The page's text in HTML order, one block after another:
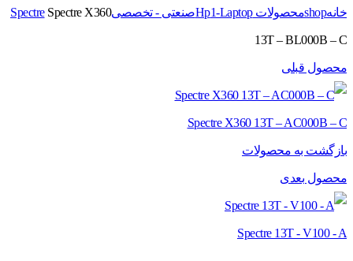
خانهshopمحصولات Hp1-Laptop صنعتی - تخصصی SpectreSpectre X360
13T – BL000B – C
محصول قبلی
Spectre X360 13T – AC000B – C
بازگشت به محصولات
محصول بعدی
Spectre 13T - V100 - A